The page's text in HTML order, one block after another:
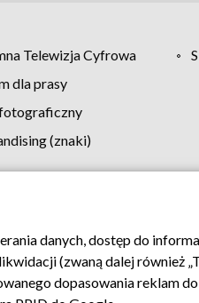
Telewizja Cyfrowa
dla prasy
(znaki)
Kontakt
danych, dostęp do
(zwaną dalej również
dopasowania reklam